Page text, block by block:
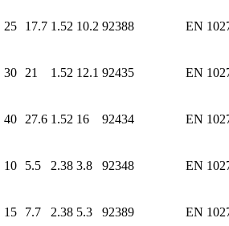
25 17.7 1.52 10.2 92388 EN
30 21 1.52 12.1 92435 EN
40 27.6 1.52 16 92434 EN
10 5.5 2.38 3.8 92348 EN
15 7.7 2.38 5.3 92389 EN